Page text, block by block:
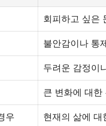
회피하고 싶은
불안감이나 통
두려운 감정이
큰 변화에 대한
우 현재의 삶에 대